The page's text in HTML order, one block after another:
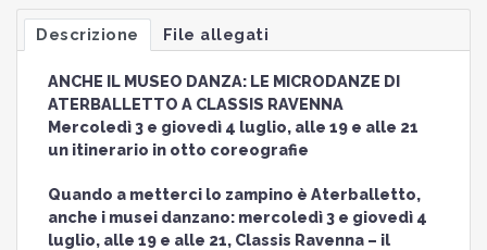
Descrizione File allegati
ANCHE IL MUSEO DANZA: LE MICRODANZE DI
ATERBALLETTO A CLASSIS RAVENNA
Mercoledì 3 e giovedì 4 luglio, alle 19 e alle 21
un itinerario in otto coreografie
Quando a metterci lo zampino è Aterballetto,
anche i musei danzano: mercoledì 3 e giovedì 4
luglio, alle 19 e alle 21, Classis Ravenna – il